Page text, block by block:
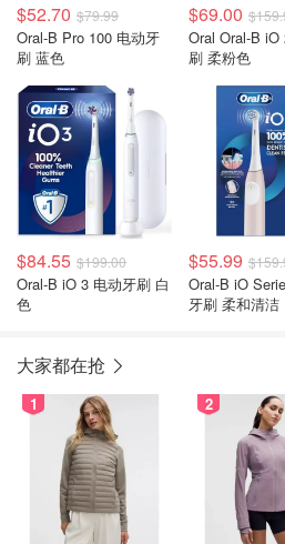
$52.70 $79.99
Oral-B Pro 100 电动牙
刷 蓝色
$69.00
Oral Oral-B iO
刷 柔粉色
$84.55 $199.00
Oral-B iO 3 电动牙刷 白
色
$55.99
Oral-B iO
牙刷 柔和清洁
大家都在抢
1 2